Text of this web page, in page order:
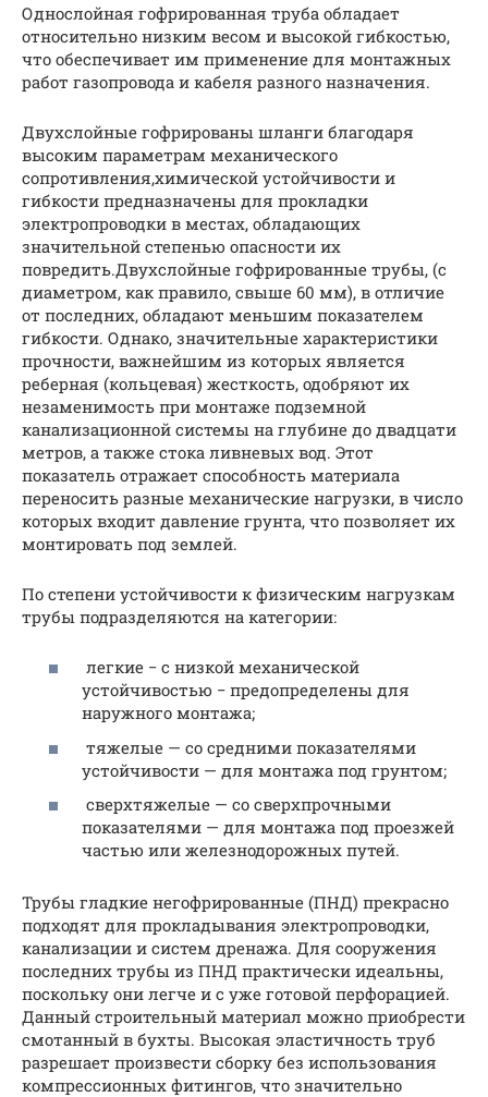
Однослойная гофрированная труба обладает
относительно низким весом и высокой гибкостью,
что обеспечивает им применение для монтажных
работ газопровода и кабеля разного назначения.
Двухслойные гофрированы шланги благодаря
высоким параметрам механического
сопротивления,химической устойчивости и
гибкости предназначены для прокладки
электропроводки в местах, обладающих
значительной степенью опасности их
повредить.Двухслойные гофрированные трубы, (с
диаметром, как правило, свыше 60 мм), в отличие
от последних, обладают меньшим показателем
гибкости. Однако, значительные характеристики
прочности, важнейшим из которых является
реберная (кольцевая) жесткость, одобряют их
незаменимость при монтаже подземной
канализационной системы на глубине до двадцати
метров, а также стока ливневых вод. Этот
показатель отражает способность материала
переносить разные механические нагрузки, в число
которых входит давление грунта, что позволяет их
монтировать под землей.
По степени устойчивости к физическим нагрузкам
трубы подразделяются на категории:
легкие − с низкой механической
устойчивостью − предопределены для
наружного монтажа;
тяжелые — со средними показателями
устойчивости — для монтажа под грунтом;
сверхтяжелые — со сверхпрочными
показателями — для монтажа под проезжей
частью или железнодорожных путей.
Трубы гладкие негофрированные (ПНД) прекрасно
подходят для прокладывания электропроводки,
канализации и систем дренажа. Для сооружения
последних трубы из ПНД практически идеальны,
поскольку они легче и с уже готовой перфорацией.
Данный строительный материал можно приобрести
смотанный в бухты. Высокая эластичность труб
разрешает произвести сборку без использования
компрессионных фитингов, что значительно